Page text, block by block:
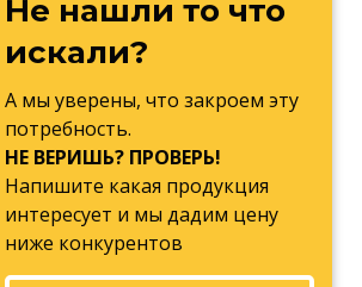
Не нашли то что
искали?
А мы уверены, что закроем эту
потребность.
НЕ ВЕРИШЬ? ПРОВЕРЬ!
Напишите какая продукция
интересует и мы дадим цену
ниже конкурентов